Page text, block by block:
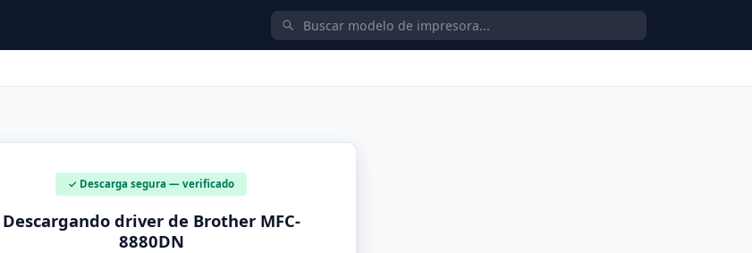
✓ Descarga segura — verificado
Descargando driver de Brother MFC-
8880DN